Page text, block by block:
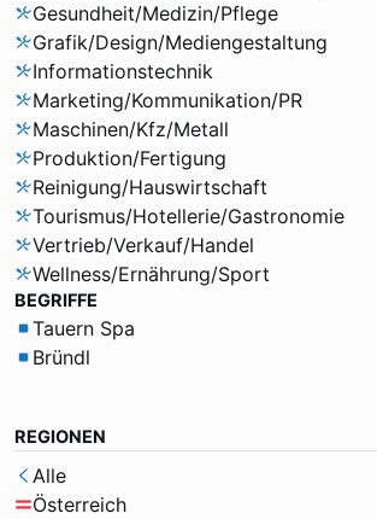
Gesundheit/Medizin/Pflege
Grafik/Design/Mediengestaltung
Informationstechnik
Marketing/Kommunikation/PR
Maschinen/Kfz/Metall
Produktion/Fertigung
Reinigung/Hauswirtschaft
Tourismus/Hotellerie/Gastronomie
Vertrieb/Verkauf/Handel
Wellness/Ernährung/Sport
BEGRIFFE
Tauern Spa
Bründl
REGIONEN
Alle
Österreich